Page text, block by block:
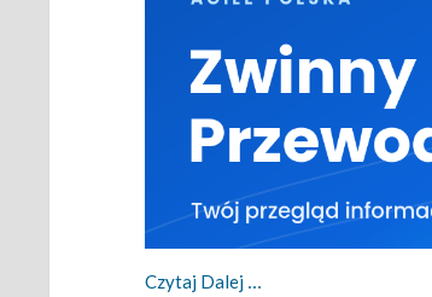
Czytaj Dalej